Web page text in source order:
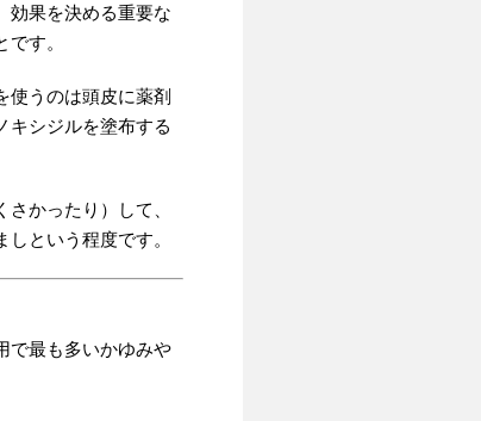
効果を決める重要な
す。
使うのは頭皮に薬剤
キシジルを塗布する
かったり）して、
という程度です。
で最も多いかゆみや